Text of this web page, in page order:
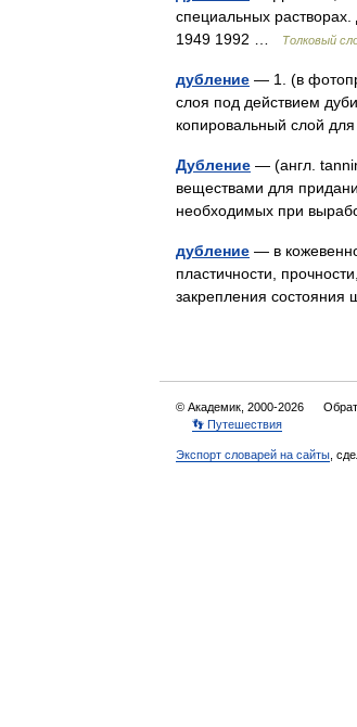
специальных
1949 1992 …
Толковый
дубление — 1. (в
слоя под действием
копировальный слой
Дубление — (англ.
веществами для
необходимых при
дубление — в
пластичности,
закрепления
© Академик, 2000-2026
👣 Путешествия
Экспорт словарей на сайты ,